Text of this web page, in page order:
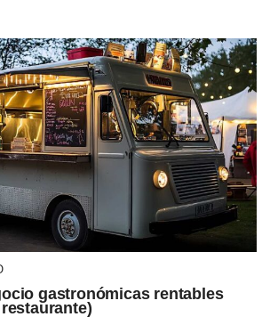
gastronómicas rentables